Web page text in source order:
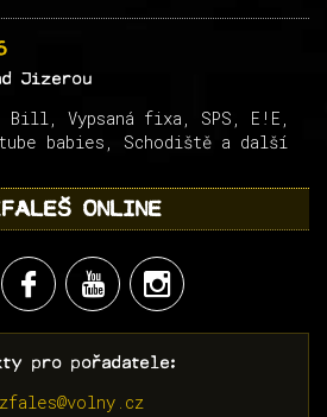
Jizerou
Vypsaná fixa, SPS, E!E,
babies, Schodiště a další
ONLINE
pro pořadatele: